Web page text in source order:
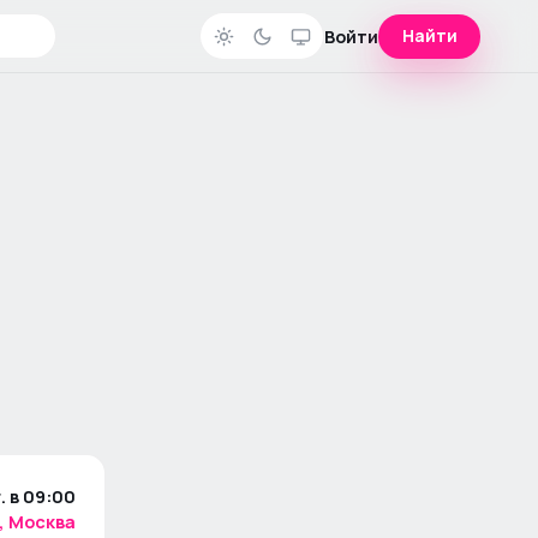
Войти Найти
в 09:00
Москва